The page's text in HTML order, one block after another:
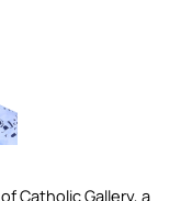
Catholic Gallery, a